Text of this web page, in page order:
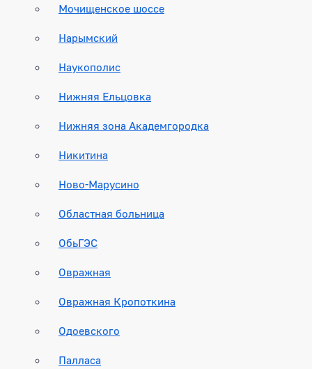
Мочищенское шоссе
Нарымский
Наукополис
Нижняя Ельцовка
Нижняя зона Академгородка
Никитина
Ново-Марусино
Областная больница
ОбьГЭС
Овражная
Овражная Кропоткина
Одоевского
Палласа